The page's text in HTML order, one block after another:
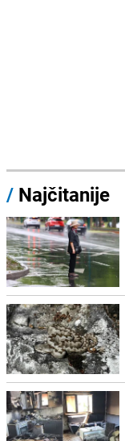
/ Najčitanije